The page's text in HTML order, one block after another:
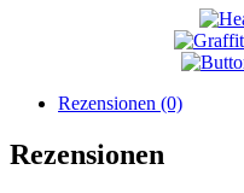
Rezensionen (0)
Rezensionen